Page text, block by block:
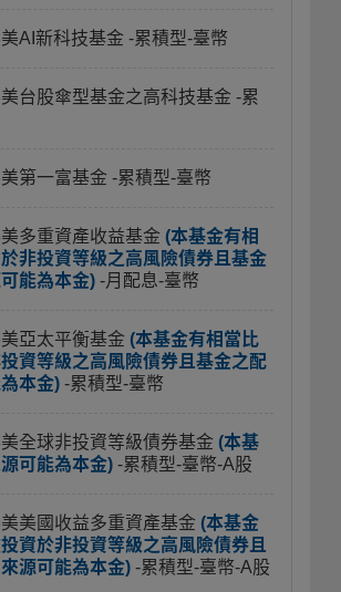
AI新科技基金 -累積型-臺幣
台股傘型基金之高科技基金 -累
第一富基金 -累積型-臺幣
多重資產收益基金 (本基金有相
非投資等級之高風險債券且基金
能為本金) -月配息-臺幣
亞太平衡基金 (本基金有相當比
資等級之高風險債券且基金之配
本金) -累積型-臺幣
全球非投資等級債券基金 (本基
可能為本金) -累積型-臺幣-A股
美國收益多重資產基金 (本基金
資於非投資等級之高風險債券且
源可能為本金) -累積型-臺幣-A股